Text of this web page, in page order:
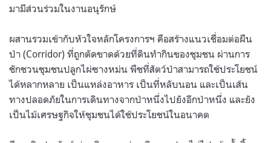
มามีส่วนร่วมในงานอนุรักษ์
ผสานรวมเข้ากับหัวใจหลักโครงการฯ คือสร้างแนวเชื่อมต่อผืน
ป่า (Corridor) ที่ถูกตัดขาดด้วยที่ดินทำกินของชุมชน ผ่านการ
ชักชวนชุมชนปลูกไผ่ซางหม่น พืชที่สัตว์ป่าสามารถใช้ประโยชน์
ได้หลากหลาย เป็นแหล่งอาหาร เป็นที่หลับนอน และเป็นเส้น
ทางปลอดภัยในการเดินทางจากป่าหนึ่งไปยังอีกป่าหนึ่ง และยัง
เป็นไม้เศรษฐกิจให้ชุมชนได้ใช้ประโยชน์ในอนาคต